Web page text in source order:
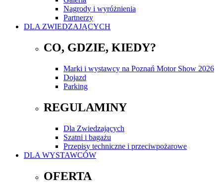
Nagrody i wyróżnienia
Partnerzy
DLA ZWIEDZAJĄCYCH
CO, GDZIE, KIEDY?
Marki i wystawcy na Poznań Motor Show 2026
Dojazd
Parking
REGULAMINY
Dla Zwiedzających
Szatni i bagażu
Przepisy techniczne i przeciwpożarowe
DLA WYSTAWCÓW
OFERTA